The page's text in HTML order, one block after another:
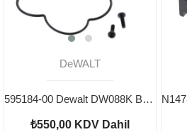
DeWALT
595184-00 Dewalt DW088K Batarya Muhafazası
₺550,00 KDV Dahil